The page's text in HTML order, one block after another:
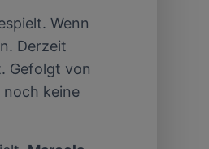
Wenn
Derzeit
Gefolgt von
noch keine